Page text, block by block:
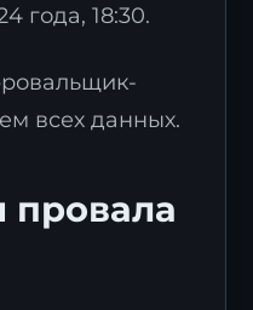
года, 18:30.
всех данных.
провала